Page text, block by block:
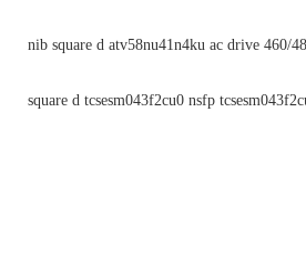
nib square d atv58nu41n4ku ac drive 460/
square d tcsesm043f2cu0 nsfp